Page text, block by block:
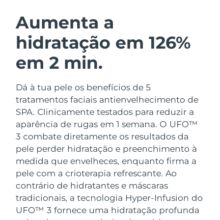
Aumenta a
hidratação em 126%
em 2 min.
Dá à tua pele os benefícios de 5
tratamentos faciais antienvelhecimento de
SPA. Clinicamente testados para reduzir a
aparência de rugas em 1 semana. O UFO™
3 combate diretamente os resultados da
pele perder hidratação e preenchimento à
medida que envelheces, enquanto firma a
pele com a crioterapia refrescante. Ao
contrário de hidratantes e máscaras
tradicionais, a tecnologia Hyper-Infusion do
UFO™ 3 fornece uma hidratação profunda
Limpeza facial
Anti-aging massage
LUNA™ 4 Plus
Massage, LED heating
LUNA™ 4 Men
For men, anti-aging massage
Microcurrent toning
BEAR™ 2 go
Microcurrent toning on-the-go
BEAR™ 2 eyes & lips
Microcurrent line smoothing device
Hidratação
UFO™ 3 kit
Deep facial hydration
UFO™ 3 LED
Near-infrared and red light therapy
device
Cuidado oral
issa™ 4
Hybrid silicone sonic toothbrush
issa™ 4 plus
Smart hybrid silicone sonic toothbrush
TRATAMENTO ANTIENVELHECIMENTO
FAQ™
Antienvelhecimento Tratamentos LED
Áustria
Barein Entrega prevista11/08/2026
Bélgica
Bermudas Entrega prevista
Bósnia e
Herzegovina
Entrega prevista13/08/2026
Brunei Entrega prevista15/08/2026
Bulgária Entrega prevista 10/08/2026
Canadá Entrega prevista14/08/2026
Chile Entrega prevista14/08/2026